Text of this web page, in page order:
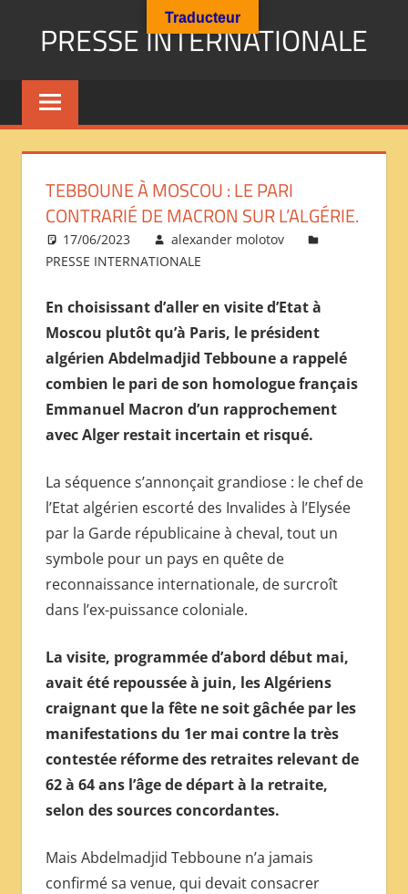
PRESSE INTERNATIONALE
Presse
Internationale
Géopolitique
Immigration
Société
Emploi
Economie
INTERNATIONAL
PRESS
REVIEW
——
ОБЗОР
МЕЖДУНАРОДНОЙ
TEBBOUNE À MOSCOU : LE PARI
CONTRARIÉ DE MACRON SUR L’ALGÉRIE.
17/06/2023
alexander molotov
PRESSE INTERNATIONALE
En choisissant d’aller en visite d’Etat à
Moscou plutôt qu’à Paris, le président
algérien Abdelmadjid Tebboune a rappelé
combien le pari de son homologue français
Emmanuel Macron d’un rapprochement
avec Alger restait incertain et risqué.
La séquence s’annonçait grandiose : le chef de
l’Etat algérien escorté des Invalides à l’Elysée
par la Garde républicaine à cheval, tout un
symbole pour un pays en quête de
reconnaissance internationale, de surcroît
dans l’ex-puissance coloniale.
La visite, programmée d’abord début mai,
avait été repoussée à juin, les Algériens
craignant que la fête ne soit gâchée par les
manifestations du 1er mai contre la très
contestée réforme des retraites relevant de
62 à 64 ans l’âge de départ à la retraite,
selon des sources concordantes.
Mais Abdelmadjid Tebboune n’a jamais
confirmé sa venue, qui devait consacrer
Traducteur